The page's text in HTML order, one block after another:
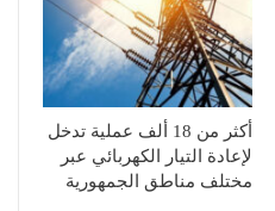
أكثر من 18 ألف عملية تدخل
لإعادة التيار الكهربائي عبر
مختلف مناطق الجمهورية